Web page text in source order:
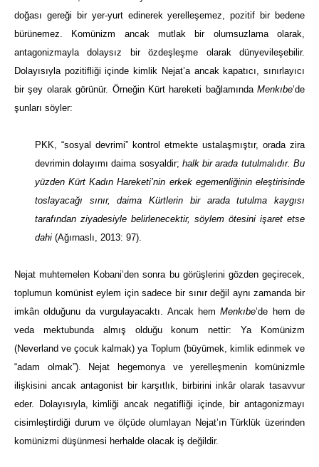
doğası gereği bir yer-yurt edinerek yerelleşemez, pozitif bir bedene
bürünemez. Komünizm ancak mutlak bir olumsuzlama olarak,
antagonizmayla dolaysız bir özdeşleşme olarak dünyevileşebilir.
Dolayısıyla pozitifliği içinde kimlik Nejat’a ancak kapatıcı, sınırlayıcı
bir şey olarak görünür. Örneğin Kürt hareketi bağlamında Menkıbe’de
şunları söyler:
PKK, “sosyal devrimi” kontrol etmekte ustalaşmıştır, orada zira
devrimin dolayımı daima sosyaldir; halk bir arada tutulmalıdır. Bu
yüzden Kürt Kadın Hareketi’nin erkek egemenliğinin eleştirisinde
toslayacağı sınır, daima Kürtlerin bir arada tutulma kaygısı
tarafından ziyadesiyle belirlenecektir, söylem ötesini işaret etse
dahi(Ağırnaslı, 2013: 97).
Nejat muhtemelen Kobani’den sonra bu görüşlerini gözden geçirecek,
toplumun komünist eylem için sadece bir sınır değil aynı zamanda bir
imkân olduğunu da vurgulayacaktı. Ancak hemMenkıbe’de hem de
veda mektubunda almış olduğu konum nettir: Ya Komünizm
(Neverland ve çocuk kalmak) ya Toplum (büyümek, kimlik edinmek ve
“adam olmak”). Nejat hegemonya ve yerelleşmenin komünizmle
ilişkisini ancak antagonist bir karşıtlık, birbirini inkârolarak tasavvur
eder. Dolayısıyla, kimliği ancak negatifliği içinde, bir antagonizmayı
cisimleştirdiği durum ve ölçüde olumlayan Nejat’ın Türklük üzerinden
komünizmi düşünmesi herhalde olacak iş değildir.